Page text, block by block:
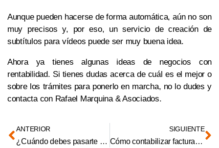
Aunque pueden hacerse de forma automática, aún no son
muy precisos y, por eso, un servicio de creación de
subtítulos para vídeos puede ser muy buena idea.
Ahora ya tienes algunas ideas de negocios con
rentabilidad. Si tienes dudas acerca de cuál es el mejor o
sobre los trámites para ponerlo en marcha, no lo dudes y
contacta con Rafael Marquina & Asociados.
ANTERIOR
¿Cuándo debes pasarte de autónomo a S.L.?
SIGUIENTE
Cómo contabilizar facturas pendientes de emitir y de recibir